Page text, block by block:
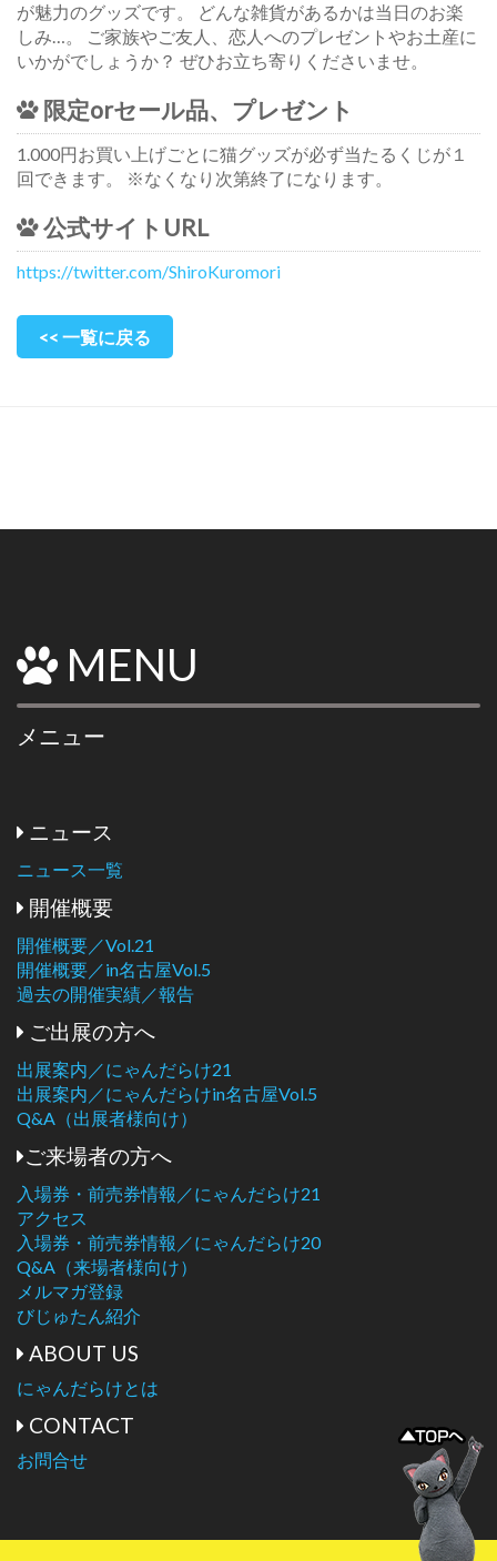
が魅力のグッズです。 どんな雑貨があるかは当日のお楽
しみ…。 ご家族やご友人、恋人へのプレゼントやお土産に
いかがでしょうか？ ぜひお立ち寄りくださいませ。
限定orセール品、プレゼント
1.000円お買い上げごとに猫グッズが必ず当たるくじが１
回できます。 ※なくなり次第終了になります。
公式サイトURL
https://twitter.com/ShiroKuromori
<< 一覧に戻る
MENU
メニュー
ニュース
ニュース一覧
開催概要
開催概要／Vol.21
開催概要／in名古屋Vol.5
過去の開催実績／報告
ご出展の方へ
出展案内／にゃんだらけ21
出展案内／にゃんだらけin名古屋Vol.5
Q&A（出展者様向け）
ご来場者の方へ
入場券・前売券情報／にゃんだらけ21
アクセス
入場券・前売券情報／にゃんだらけ20
Q&A（来場者様向け）
メルマガ登録
びじゅたん紹介
ABOUT US
にゃんだらけとは
CONTACT
お問合せ